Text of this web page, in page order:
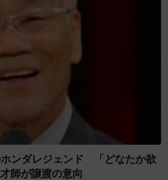
ンダレジェンド 「どなたか欲
師が譲渡の意向